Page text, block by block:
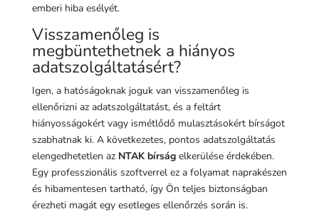
emberi hiba esélyét.
Visszamenőleg is
megbüntethetnek a hiányos
adatszolgáltatásért?
Igen, a hatóságoknak joguk van visszamenőleg is
ellenőrizni az adatszolgáltatást, és a feltárt
hiányosságokért vagy ismétlődő mulasztásokért bírságot
szabhatnak ki. A következetes, pontos adatszolgáltatás
elengedhetetlen az NTAK bírságelkerülése érdekében.
Egy professzionális szoftverrel ez a folyamat naprakészen
és hibamentesen tartható, így Ön teljes biztonságban
érezheti magát egy esetleges ellenőrzés során is.